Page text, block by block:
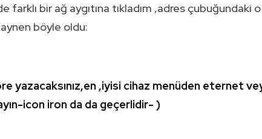
bir ağ aygıtına tıkladım ,adres çubuğundaki
aynen böyle oldu:
yazacaksınız,en ,iyisi cihaz menüden eternet
icon iron da da geçerlidir- )